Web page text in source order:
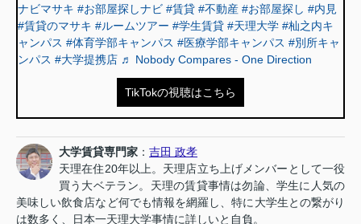
ナビマサキ #お部屋探しナビ #賃貸 #不動産 #お部屋探し #内見
#賃貸のマサキ #ルームツアー #学生賃貸 #天理大学 #杣之内キ
ャンパス #体育学部キャンパス #医療学部キャンパス #別所キャ
ンパス #大学提携店 ♬ Nobody Compares - One Direction
TikTokの視聴はこちら
大学賃貸専門家 ：吉田 政孝
天理在住20年以上。天理店立ち上げメンバーとして一役
買う大ベテラン。天理の賃貸事情は勿論、学生に人気の
美味しい飲食店など何でも情報を網羅し、特に大学生との繋がり
は数多く、日本一天理大学事情に詳しいと自負。